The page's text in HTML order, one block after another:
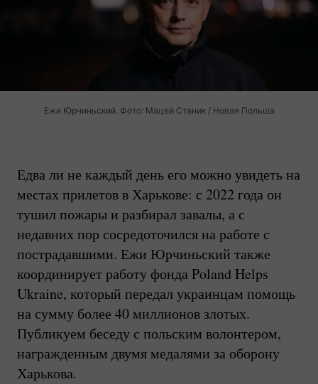
Ежи Юрчиньский. Фото: Мацей Станик / Новая Польша
Едва ли не каждый день его можно увидеть на
местах прилетов в Харькове: с 2022 года он
тушил пожары и разбирал завалы, а с
недавних пор сосредоточился на работе с
пострадавшими. Ежи Юрчиньский также
координирует работу фонда Poland Helps
Ukraine, который передал украинцам помощь
на сумму более 40 миллионов злотых.
Публикуем беседу с польским волонтером,
награжденным двумя медалями за оборону
Харькова.